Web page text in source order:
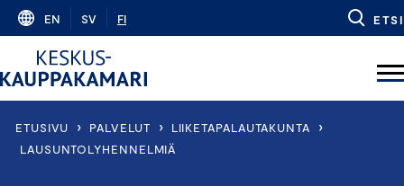
Skip
content
EN SV FI ETSI
ETUSIVU › PALVELUT › LIIKETAPALAUTAKUNTA ›
LAUSUNTOLYHENNELMIÄ